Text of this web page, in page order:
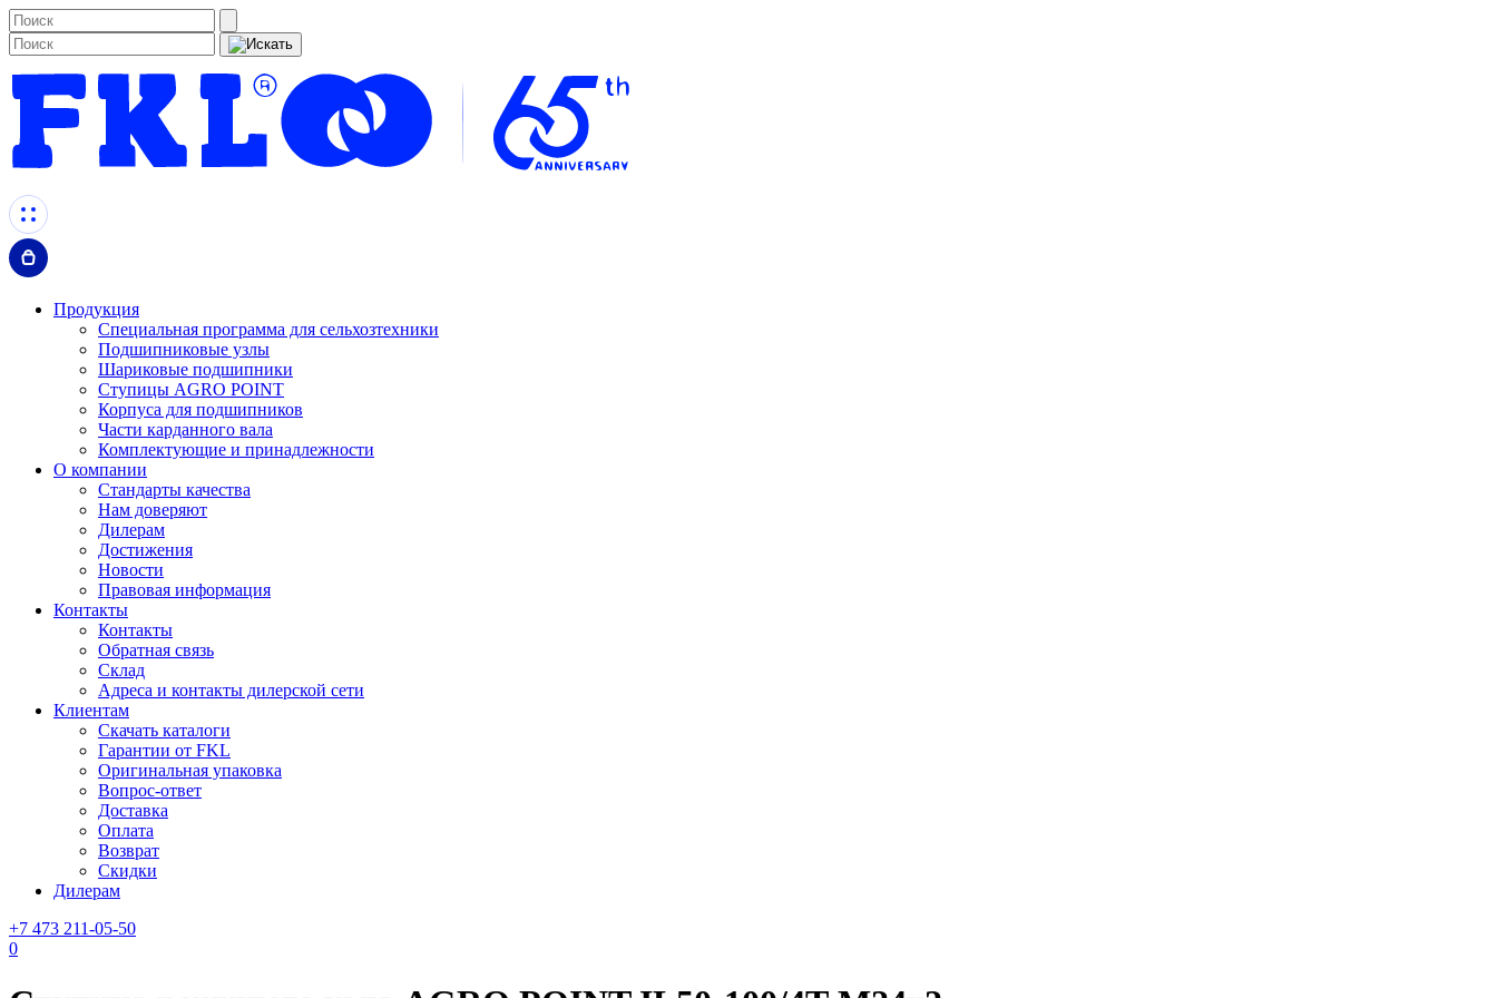
Продукция
Специальная программа для сельхозтехники
Подшипниковые узлы
Шариковые подшипники
Ступицы AGRO POINT
Корпуса для подшипников
Части карданного вала
Комплектующие и принадлежности
О компании
Стандарты качества
Нам доверяют
Дилерам
Достижения
Новости
Правовая информация
Контакты
Контакты
Обратная связь
Склад
Адреса и контакты дилерской сети
Клиентам
Скачать каталоги
Гарантии от FKL
Оригинальная упаковка
Вопрос-ответ
Доставка
Оплата
Возврат
Скидки
Дилерам
+7 473 211-05-50
0